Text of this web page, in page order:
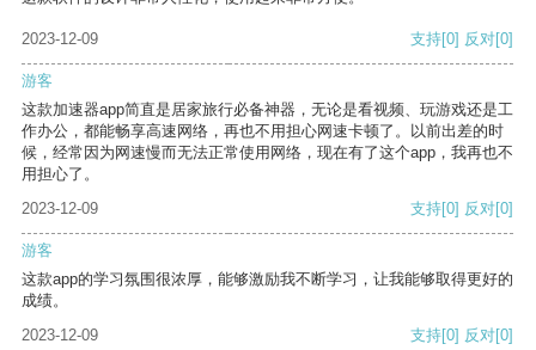
2023-12-09 支持[0] 反对[0]
游客
这款加速器app简直是居家旅行必备神器，无论是看视频、玩游戏还是工
作办公，都能畅享高速网络，再也不用担心网速卡顿了。以前出差的时
候，经常因为网速慢而无法正常使用网络，现在有了这个app，我再也不
用担心了。
2023-12-09
支持[0] 反对[0]
游客
这款app的学习氛围很浓厚，能够激励我不断学习，让我能够取得更好的
成绩。
2023-12-09
支持[0] 反对[0]